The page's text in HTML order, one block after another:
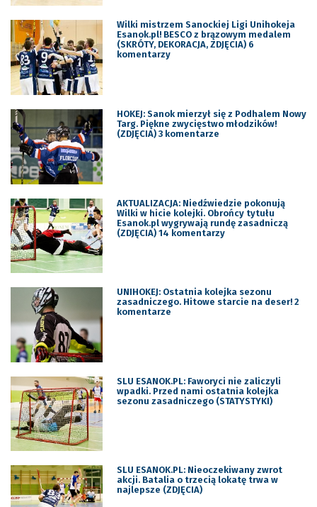
Wilki mistrzem Sanockiej Ligi Unihokeja
Esanok.pl! BESCO z brązowym medalem
(SKRÓTY, DEKORACJA, ZDJĘCIA) 6
komentarzy
HOKEJ: Sanok mierzył się z Podhalem Nowy
Targ. Piękne zwycięstwo młodzików!
(ZDJĘCIA) 3 komentarze
AKTUALIZACJA: Niedźwiedzie pokonują
Wilki w hicie kolejki. Obrońcy tytułu
Esanok.pl wygrywają rundę zasadniczą
(ZDJĘCIA) 14 komentarzy
UNIHOKEJ: Ostatnia kolejka sezonu
zasadniczego. Hitowe starcie na deser! 2
komentarze
SLU ESANOK.PL: Faworyci nie zaliczyli
wpadki. Przed nami ostatnia kolejka
sezonu zasadniczego (STATYSTYKI)
SLU ESANOK.PL: Nieoczekiwany zwrot
akcji. Batalia o trzecią lokatę trwa w
najlepsze (ZDJĘCIA)